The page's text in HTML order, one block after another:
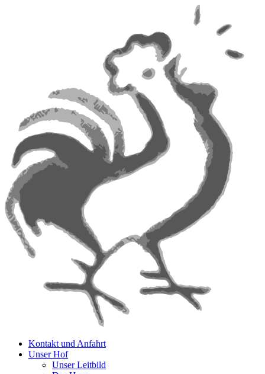
Kontakt und Anfahrt
Unser Hof
Unser Leitbild